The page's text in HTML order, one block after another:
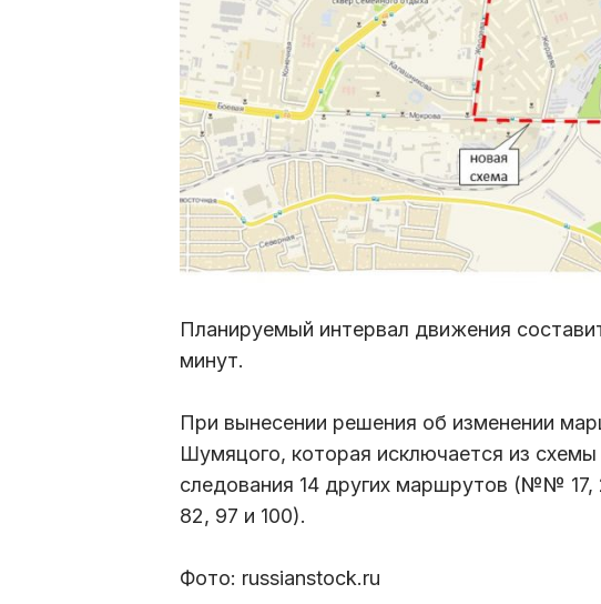
Планируемый интервал движения
минут.
При вынесении решения об изменении
Шумяцого, которая исключается из
следования 14 других маршрутов (№№ 17,
82, 97 и 100).
Фото: russianstock.ru